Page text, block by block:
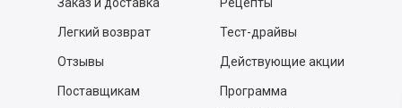
Легкий возврат
Отзывы
Поставщикам
Тест-драйвы
Действующие акции
Программа